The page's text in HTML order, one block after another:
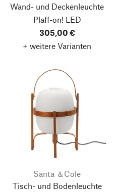
Wand- und Deckenleuchte
Plaff-on! LED
305,00 €
+ weitere Varianten
Santa ＆Cole
Tisch- und Bodenleuchte